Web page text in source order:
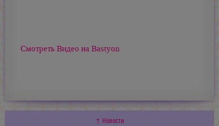
Смотреть Видео на Bastyon
↑ Новости